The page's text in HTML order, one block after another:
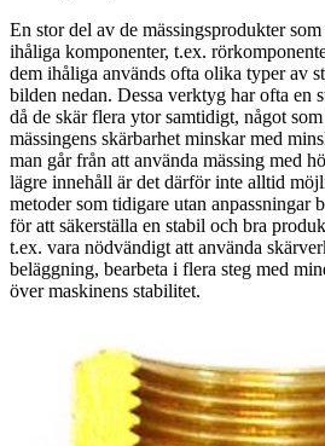
En stor del av de mässingsprodukter
ihåliga komponenter, t.ex.
dem ihåliga används ofta olika typer av
bilden nedan. Dessa verktyg har ofta en
då de skär flera ytor samtidigt, något
mässingens skärbarhet minskar med
man går från att använda mässing med
lägre innehåll är det därför inte alltid
metoder som tidigare utan anpassningar
för att säkerställa en stabil och bra
t.ex. vara nödvändigt att använda
beläggning, bearbeta i flera steg med
över maskinens stabilitet.